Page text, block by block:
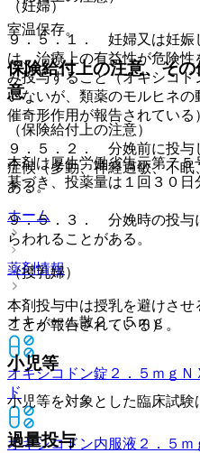
室温保存。
保険給付上の注意、そ
意
（保険給付上の注意）
本剤は厚生労働省告示第７
基づき、投薬量は１回３０日
ホーム
薬剤情報
オキノーム散２．５ｍｇ
オキシコドン錠２．５ｍｇＮ
ド
オキシコドン内服液２．５ｍ
（妊婦）
９．５．１． 妊婦又は妊娠
は、治療上の有益性が危険
み投与すること（オキシコ
いないが、類薬のモルヒネ
催奇形作用が報告されている
９．５．２． 分娩前に投与
症候（多動、神経過敏、不
ある。
９．５．３． 分娩時の投与
らわれることがある。
（授乳婦）
本剤投与中は授乳を避けさ
ことが報告されている）。
小児等
小児等を対象とした臨床試験
過量投与